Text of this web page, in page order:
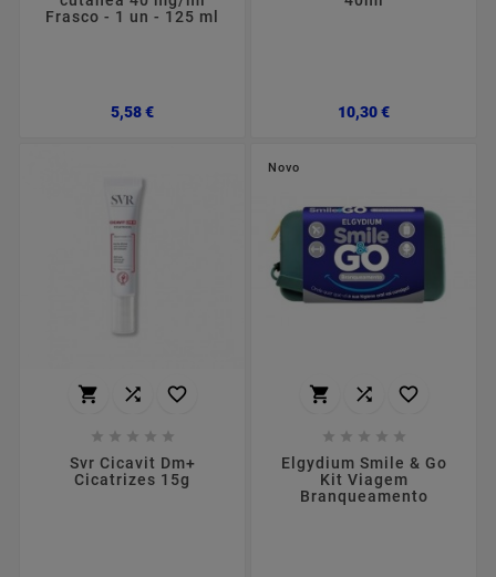
Frasco - 1 un - 125 ml
5,58 €Preço 10,30 €Preço
  
    
Svr Cicavit Dm+
Cicatrizes 15g
Novo
  
    
Elgydium Smile & Go
Kit Viagem
Branqueamento